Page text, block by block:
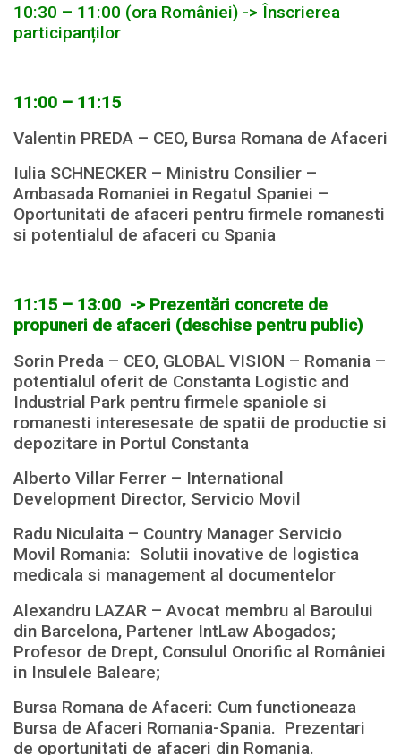
10:30 – 11:00 (ora României) -> Înscrierea
participanților
11:00 – 11:15
Valentin PREDA – CEO, Bursa Romana de Afaceri
Iulia SCHNECKER – Ministru Consilier –
Ambasada Romaniei in Regatul Spaniei –
Oportunitati de afaceri pentru firmele romanesti
si potentialul de afaceri cu Spania
11:15 – 13:00 -> Prezentări concrete de
propuneri de afaceri (deschise pentru public)
Sorin Preda – CEO, GLOBAL VISION – Romania –
potentialul oferit de Constanta Logistic and
Industrial Park pentru firmele spaniole si
romanesti interesesate de spatii de productie si
depozitare in Portul Constanta
Alberto Villar Ferrer – International
Development Director, Servicio Movil
Radu Niculaita – Country Manager Servicio
Movil Romania: Solutii inovative de logistica
medicala si management al documentelor
Alexandru LAZAR – Avocat membru al Baroului
din Barcelona, Partener IntLaw Abogados;
Profesor de Drept, Consulul Onorific al României
in Insulele Baleare;
Bursa Romana de Afaceri: Cum functioneaza
Bursa de Afaceri Romania-Spania. Prezentari
de oportunitati de afaceri din Romania.